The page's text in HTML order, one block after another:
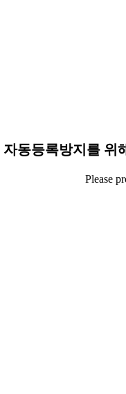
자동등록방지를 위
Please